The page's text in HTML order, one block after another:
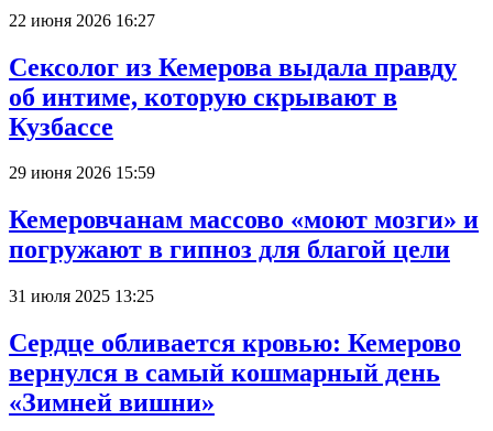
22 июня 2026 16:27
Сексолог из Кемерова выдала правду
об интиме, которую скрывают в
Кузбассе
29 июня 2026 15:59
Кемеровчанам массово «моют мозги» и
погружают в гипноз для благой цели
31 июля 2025 13:25
Сердце обливается кровью: Кемерово
вернулся в самый кошмарный день
«Зимней вишни»